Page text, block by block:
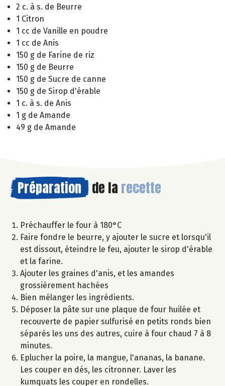
2 c. à s. de Beurre
1 Citron
1 cc de Vanille en poudre
1 cc de Anis
150 g de Farine de riz
150 g de Beurre
150 g de Sucre de canne
150 g de Sirop d'érable
1 c. à s. de Anis
1 g de Amande
49 g de Amande
Préparation de la recette
Préchauffer le four à 180°C
Faire fondre le beurre, y ajouter le sucre et lorsqu'il
est dissout, éteindre le feu, ajouter le sirop d'érable
et la farine.
Ajouter les graines d'anis, et les amandes
grossièrement hachées
Bien mélanger les ingrédients.
Déposer la pâte sur une plaque de four huilée et
recouverte de papier sulfurisé en petits ronds bien
séparés les uns des autres, cuire à four chaud 7 à 8
minutes.
Eplucher la poire, la mangue, l'ananas, la banane.
Les couper en dés, les citronner. Laver les
kumquats les couper en rondelles.